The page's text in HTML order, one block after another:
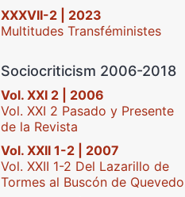
XXXVII-2 | 2023
Multitudes Transféministes
Sociocriticism 2006-2018
Vol. XXI 2 | 2006
Vol. XXI 2 Pasado y Presente
de la Revista
Vol. XXII 1-2 | 2007
Vol. XXII 1-2 Del Lazarillo de
Tormes al Buscón de Quevedo